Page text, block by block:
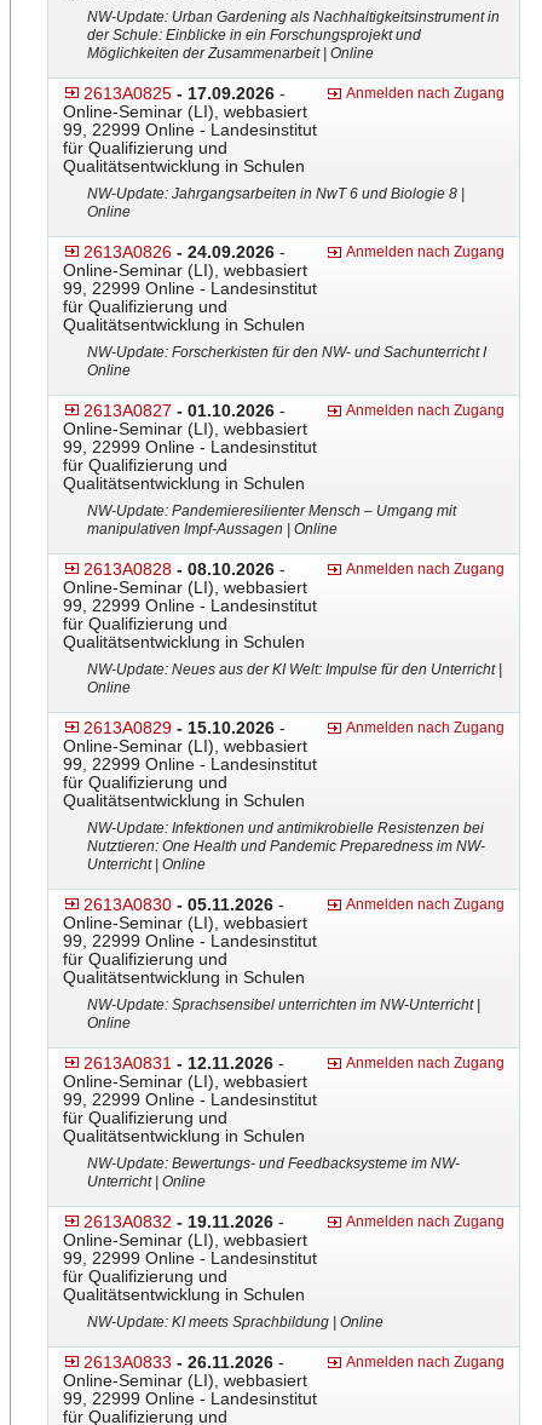
NW-Update: Urban Gardening als Nachhaltigkeitsinstrument in
der Schule: Einblicke in ein Forschungsprojekt und
Möglichkeiten der Zusammenarbeit | Online
2613A0825 - 17.09.2026 -
Online-Seminar (LI), webbasiert
99, 22999 Online - Landesinstitut
für Qualifizierung und
Qualitätsentwicklung in Schulen
Anmelden nach Zugang
NW-Update: Jahrgangsarbeiten in NwT 6 und Biologie 8 |
Online
2613A0826 - 24.09.2026 -
Online-Seminar (LI), webbasiert
99, 22999 Online - Landesinstitut
für Qualifizierung und
Qualitätsentwicklung in Schulen
Anmelden nach Zugang
NW-Update: Forscherkisten für den NW- und Sachunterricht I
Online
2613A0827 - 01.10.2026 -
Online-Seminar (LI), webbasiert
99, 22999 Online - Landesinstitut
für Qualifizierung und
Qualitätsentwicklung in Schulen
Anmelden nach Zugang
NW-Update: Pandemieresilienter Mensch – Umgang mit
manipulativen Impf-Aussage​n | Online
2613A0828 - 08.10.2026 -
Online-Seminar (LI), webbasiert
99, 22999 Online - Landesinstitut
für Qualifizierung und
Qualitätsentwicklung in Schulen
Anmelden nach Zugang
NW-Update: Neues aus der KI Welt: Impulse für den Unterricht |
Online
2613A0829 - 15.10.2026 -
Online-Seminar (LI), webbasiert
99, 22999 Online - Landesinstitut
für Qualifizierung und
Qualitätsentwicklung in Schulen
Anmelden nach Zugang
NW-Update: Infektionen und antimikrobielle Resistenzen bei
Nutztieren: One Health und Pandemic Preparedness im NW-
Unterricht | Online
2613A0830 - 05.11.2026 -
Online-Seminar (LI), webbasiert
99, 22999 Online - Landesinstitut
für Qualifizierung und
Qualitätsentwicklung in Schulen
Anmelden nach Zugang
NW-Update: Sprachsensibel unterrichten im NW-Unterricht |
Online
2613A0831 - 12.11.2026 -
Online-Seminar (LI), webbasiert
99, 22999 Online - Landesinstitut
für Qualifizierung und
Qualitätsentwicklung in Schulen
Anmelden nach Zugang
NW-Update: Bewertungs- und Feedbacksysteme im NW-
Unterricht | Online
2613A0832 - 19.11.2026 -
Online-Seminar (LI), webbasiert
99, 22999 Online - Landesinstitut
für Qualifizierung und
Qualitätsentwicklung in Schulen
Anmelden nach Zugang
NW-Update: KI meets Sprachbildung | Online
2613A0833 - 26.11.2026 -
Online-Seminar (LI), webbasiert
99, 22999 Online - Landesinstitut
für Qualifizierung und
Anmelden nach Zugang